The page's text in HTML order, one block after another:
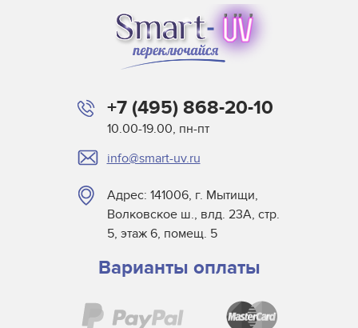
+7 (495) 868-20-10
10.00-19.00, пн-пт
info@smart-uv.ru
Адрес: 141006, г. Мытищи,
Волковское ш., влд. 23А, стр.
5, этаж 6, помещ. 5
Варианты оплаты